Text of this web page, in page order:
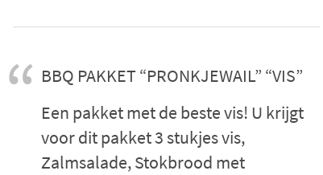
BBQ PAKKET “PRONKJEWAIL” “VIS”
Een pakket met de beste vis! U krijgt
voor dit pakket 3 stukjes vis,
Zalmsalade, Stokbrood met